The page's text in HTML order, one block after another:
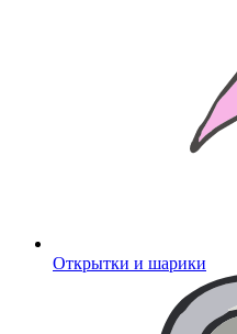
Открытки и шарики